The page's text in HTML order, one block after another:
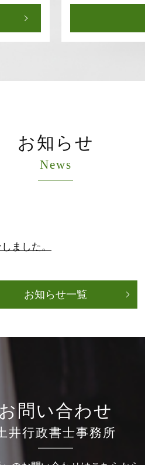
お知らせ
News
ました。
お知らせ一覧
お問い合わせ
井行政書士事務所